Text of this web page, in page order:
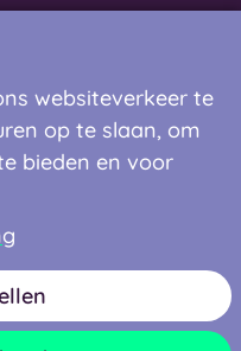
websiteverkeer te
op te slaan, om
bieden en voor